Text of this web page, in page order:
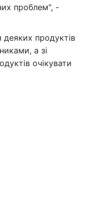
проблем", -
продуктів
а зі
очікувати